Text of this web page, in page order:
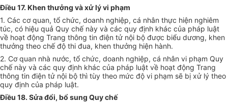
Điều 17. Khen thưởng và xử lý vi phạm
1. Các cơ quan, tổ chức, doanh nghiệp, cá nhân thực hiện nghiêm
túc, có hiệu quả Quy chế này và các quy định khác của pháp luật
về hoạt động Trang thông tin điện tử nội bộ được biểu dương, khen
thưởng theo chế độ thi đua, khen thưởng hiện hành.
2. Cơ quan nhà nước, tổ chức, doanh nghiệp, cá nhân vi phạm Quy
chế này và các quy định khác của pháp luật về hoạt động Trang
thông tin điện tử nội bộ thì tùy theo mức độ vi phạm sẽ bị xử lý theo
quy định của pháp luật.
Điều 18. Sửa đổi, bổ sung Quy chế